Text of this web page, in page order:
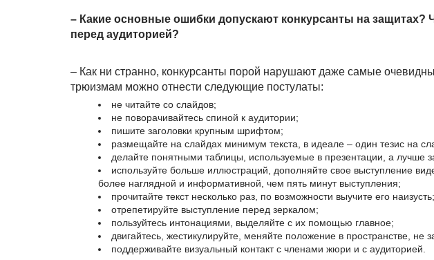
– Какие основные ошибки допускают конкурсанты на защитах?
перед аудиторией?
– Как ни странно, конкурсанты порой нарушают даже самые
трюизмам можно отнести следующие постулаты:
не читайте со слайдов;
не поворачивайтесь спиной к аудитории;
пишите заголовки крупным шрифтом;
размещайте на слайдах минимум текста, в идеале – один тезис на
делайте понятными таблицы, используемые в презентации, а лучше
используйте больше иллюстраций, дополняйте свое выступление
более наглядной и информативной, чем пять минут выступления;
прочитайте текст несколько раз, по возможности выучите его наизусть;
отрепетируйте выступление перед зеркалом;
пользуйтесь интонациями, выделяйте с их помощью главное;
двигайтесь, жестикулируйте, меняйте положение в пространстве, не
поддерживайте визуальный контакт с членами жюри и с аудиторией.